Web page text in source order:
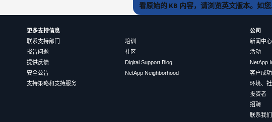
看原始的 KB 内容，请浏览英文版本。如
更多支持信息
联系支持部门
报告问题
提供反馈
安全公告
支持策略和支持服务
培训
社区
Digital Support Blog
NetApp Neighborhood
公司
新闻中心
活动
NetApp
客户成
环境、
投资者
招聘
联系我们